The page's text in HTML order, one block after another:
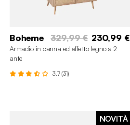
Boheme 329,99 € 230,99 €
Armadio in canna ed effetto legno a 2
ante
3.7 (31)
NOVITÀ